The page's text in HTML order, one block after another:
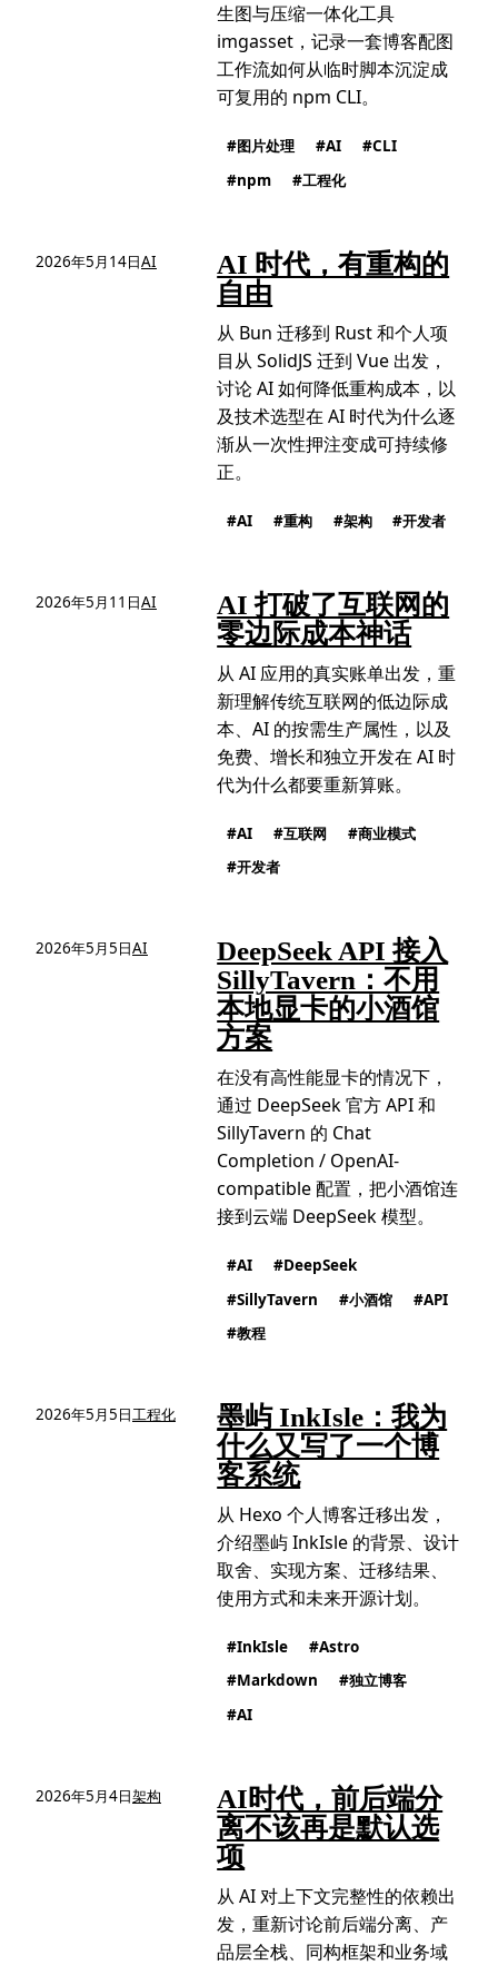
生图与压缩一体化工具
imgasset，记录一套博客配图
工作流如何从临时脚本沉淀成
可复用的 npm CLI。
图片处理 AI
CLI
npm
工程化
2026年5月14日AI
AI 时代，有重构的
自由
从 Bun 迁移到 Rust 和个人项
目从 SolidJS 迁到 Vue 出发，
讨论 AI 如何降低重构成本，以
及技术选型在 AI 时代为什么逐
渐从一次性押注变成可持续修
正。
AI 重构 架构 开发者
2026年5月11日AI
AI 打破了互联网的
零边际成本神话
从 AI 应用的真实账单出发，重
新理解传统互联网的低边际成
本、AI 的按需生产属性，以及
免费、增长和独立开发在 AI 时
代为什么都要重新算账。
AI 互联网
商业模式
开发者
2026年5月5日AI
DeepSeek API 接入
SillyTavern：不用
本地显卡的小酒馆
方案
在没有高性能显卡的情况下，
通过 DeepSeek 官方 API 和
SillyTavern 的 Chat
Completion / OpenAI-
compatible 配置，把小酒馆连
接到云端 DeepSeek 模型。
AI
DeepSeek
SillyTavern
小酒馆
API
教程
2026年5月5日工程化
墨屿 InkIsle：我为
什么又写了一个博
客系统
从 Hexo 个人博客迁移出发，
介绍墨屿 InkIsle 的背景、设计
取舍、实现方案、迁移结果、
使用方式和未来开源计划。
InkIsle
Astro
Markdown
独立博客
AI
2026年5月4日架构
AI时代，前后端分
离不该再是默认选
项
从 AI 对上下文完整性的依赖出
发，重新讨论前后端分离、产
品层全栈、同构框架和业务域